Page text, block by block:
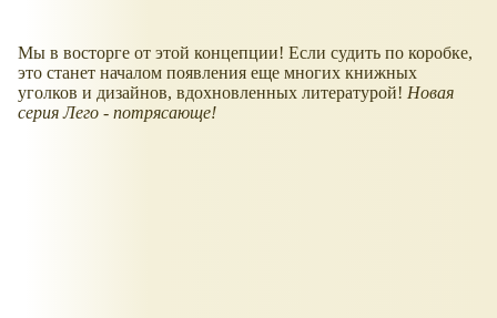
Мы в восторге от этой концепции! Если судить по коробке,
это станет началом появления еще многих книжных
уголков и дизайнов, вдохновленных литературой! Новая
серия Лего - потрясающе!